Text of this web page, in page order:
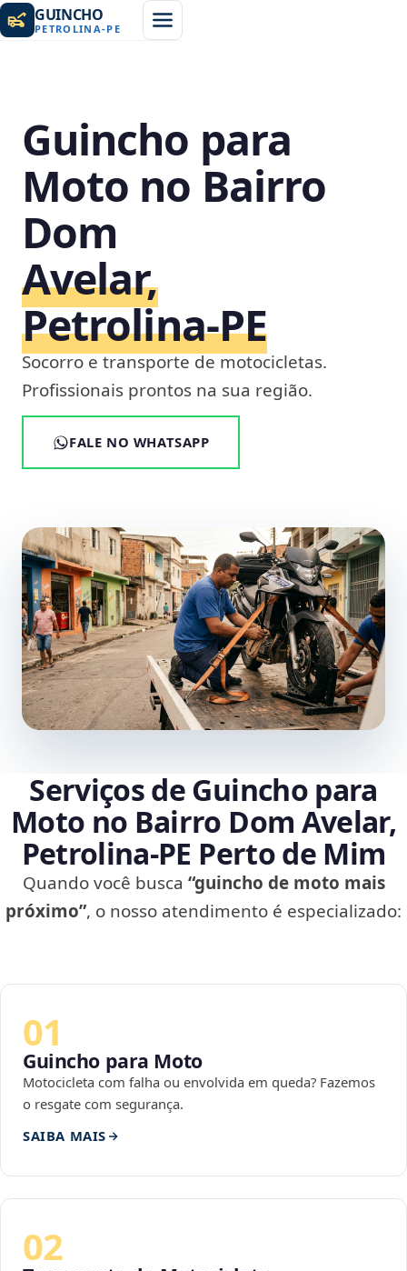
GUINCHO
PETROLINA-PE
Guincho para
Moto no Bairro
Dom
Avelar,
Petrolina‑PE
Socorro e transporte de motocicletas.
Profissionais prontos na sua região.
FALE NO WHATSAPP
Serviços de Guincho para
Moto no Bairro Dom Avelar,
Petrolina‑PE Perto de Mim
Quando você busca “guincho de moto mais
próximo”, o nosso atendimento é especializado:
01
Guincho para Moto
Motocicleta com falha ou envolvida em queda? Fazemos
o resgate com segurança.
SAIBA MAIS
02